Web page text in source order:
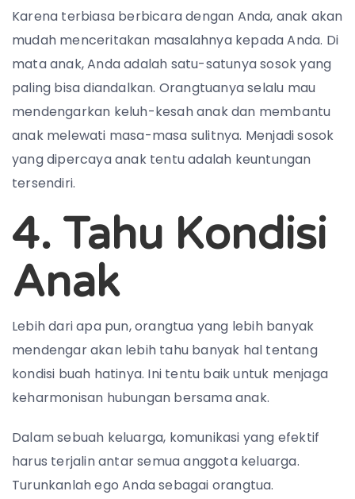
Karena terbiasa berbicara dengan Anda, anak akan
mudah menceritakan masalahnya kepada Anda. Di
mata anak, Anda adalah satu-satunya sosok yang
paling bisa diandalkan. Orangtuanya selalu mau
mendengarkan keluh-kesah anak dan membantu
anak melewati masa-masa sulitnya. Menjadi sosok
yang dipercaya anak tentu adalah keuntungan
tersendiri.
4. Tahu Kondisi
Anak
Lebih dari apa pun, orangtua yang lebih banyak
mendengar akan lebih tahu banyak hal tentang
kondisi buah hatinya. Ini tentu baik untuk menjaga
keharmonisan hubungan bersama anak.
Dalam sebuah keluarga, komunikasi yang efektif
harus terjalin antar semua anggota keluarga.
Turunkanlah ego Anda sebagai orangtua.